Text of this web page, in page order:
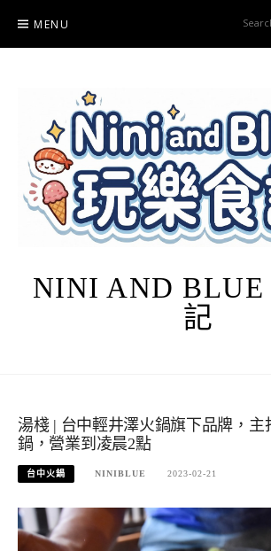
content
MENU
NINI AND BLUE
記
湯棧 | 台中輕井澤火鍋旗下品牌，主
鍋，營業到凌晨2點
台中火鍋 NINIBLUE 2023-02-21